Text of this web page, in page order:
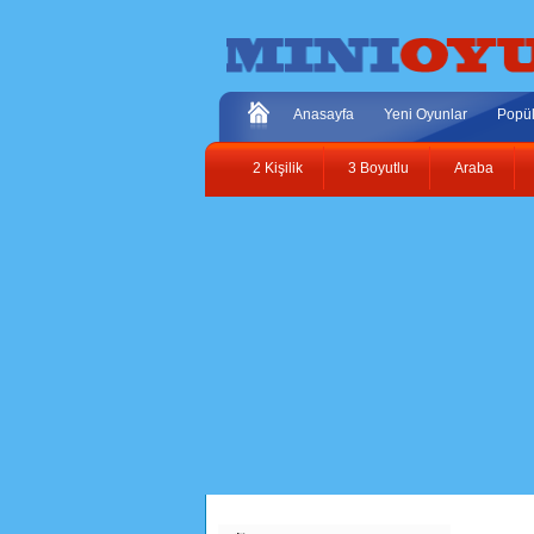
Anasayfa Yeni Oyunlar
2 Kişilik 3 Boyutlu Araba